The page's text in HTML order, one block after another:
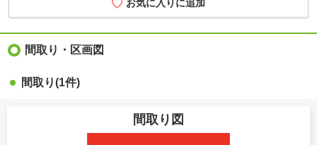
お気に入りに追加
間取り・区画図
間取り(1件)
間取り図